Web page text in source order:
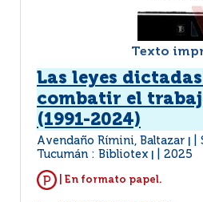
Texto
Las leyes
combatir el
(1991-2024)
Avendaño Rímini, Baltazar
Tucumán : Bibliotex
2025
| En formato papel.